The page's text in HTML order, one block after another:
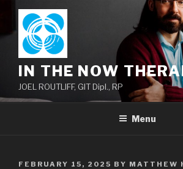
content
IN THE NOW
JOEL ROUTLIFF, GIT Dipl., RP
Menu
POSTED
FEBRUARY 15, 2025 BY MATTHEW